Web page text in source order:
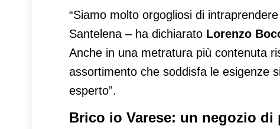
“Siamo molto orgogliosi di
Santelena – ha dichiarato Lorenzo
Anche in una metratura più contenuta
assortimento che soddisfa le esigenze
esperto”.
Brico io Varese: un negozio di